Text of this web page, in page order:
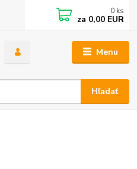
Menu
Hľadať
0 ks
za 0,00 EUR